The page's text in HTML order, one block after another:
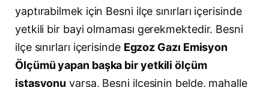
yaptırabilmek için Besni ilçe sınırları içerisinde
yetkili bir bayi olmaması gerekmektedir. Besni
ilçe sınırları içerisinde Egzoz Gazı Emisyon
Ölçümü yapan başka bir yetkili ölçüm
istasyonu varsa, Besni ilçesinin belde, mahalle